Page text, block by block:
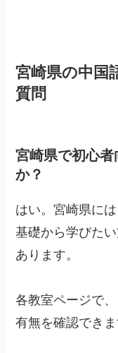
宮崎県の中国
質問
宮崎県で初心
か？
はい。宮崎県に
基礎から学びた
あります。
各教室ページで
有無を確認できま